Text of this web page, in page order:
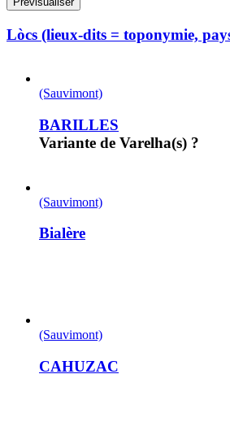
Lòcs (lieux-dits = toponymie,
(Sauvimont)
BARILLES
Variante de Varelha(s) ?
(Sauvimont)
Bialère
(Sauvimont)
CAHUZAC